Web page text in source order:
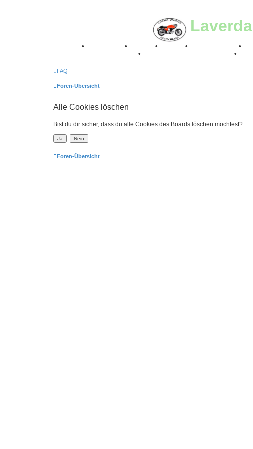
Laverda
• • • • •
• •
FAQ
Foren-Übersicht
Alle Cookies löschen
Bist du dir sicher, dass du alle Cookies des Boards löschen möchtest?
Foren-Übersicht